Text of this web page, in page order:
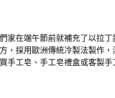
在端午節前就補充了以拉
採用歐洲傳統冷製法製作
工皂、手工皂禮盒或客製手